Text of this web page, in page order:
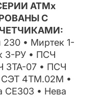
АТМx
С
• Миртек 1-
3-РУ • ПСЧ
3ТА-07 • ПСЧ
4ТМ.02М •
СЕ303 • Нева